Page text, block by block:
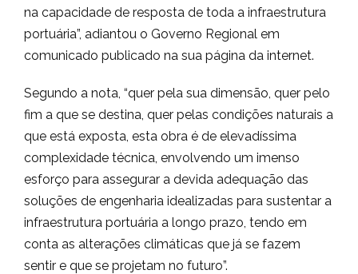
na capacidade de resposta de toda a infraestrutura
portuária”, adiantou o Governo Regional em
comunicado publicado na sua página da internet.
Segundo a nota, “quer pela sua dimensão, quer pelo
fim a que se destina, quer pelas condições naturais a
que está exposta, esta obra é de elevadíssima
complexidade técnica, envolvendo um imenso
esforço para assegurar a devida adequação das
soluções de engenharia idealizadas para sustentar a
infraestrutura portuária a longo prazo, tendo em
conta as alterações climáticas que já se fazem
sentir e que se projetam no futuro”.